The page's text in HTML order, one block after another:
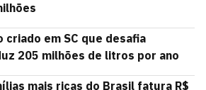
criado em SC que desafia
205 milhões de litros por ano
mais ricas do Brasil fatura R$